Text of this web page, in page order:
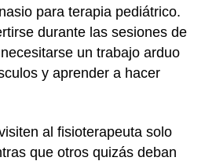
para terapia pediátrico.
durante las sesiones de
un trabajo arduo
y aprender a hacer
al fisioterapeuta solo
que otros quizás deban